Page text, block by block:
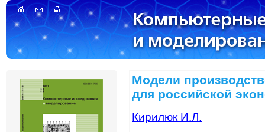
Модели
для российской
Кирилюк И.Л.